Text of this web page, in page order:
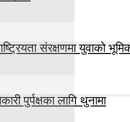
संरक्षणमा युवाको
पुर्पक्षका लागि थुनामा